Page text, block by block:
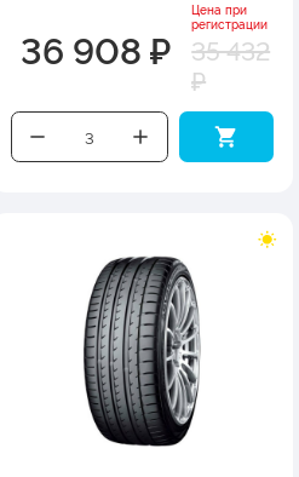
36 908 ₽
Цена при
регистрации
35 432
₽